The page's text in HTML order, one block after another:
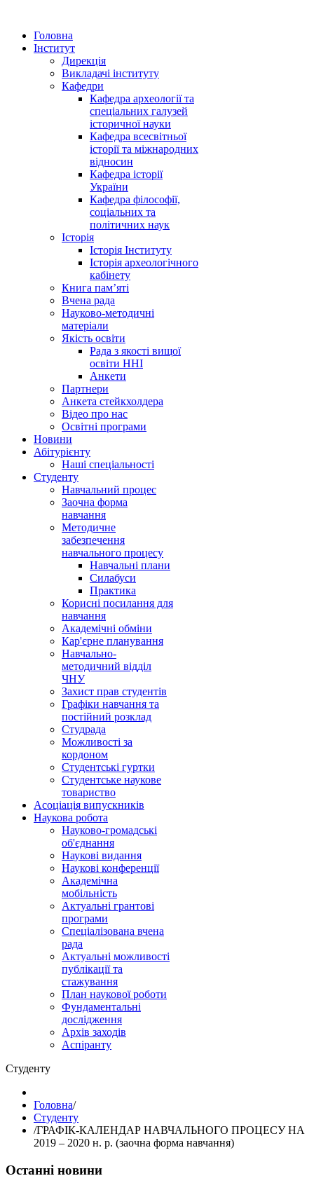
Головна
Інститут
Дирекція
Викладачі інституту
Кафедри
Кафедра археології та
спеціальних галузей
історичної науки
Кафедра всесвітньої
історії та міжнародних
відносин
Кафедра історії
України
Кафедра філософії,
соціальних та
політичних наук
Історія
Історія Інституту
Історія археологічного
кабінету
Книга памʼяті
Вчена рада
Науково-методичні
матеріали
Якість освіти
Рада з якості вищої
освіти ННІ
Анкети
Партнери
Анкета стейкхолдера
Відео про нас
Освітні програми
Hовини
Абітурієнту
Наші спеціальності
Студенту
Навчальний процес
Заочна форма
навчання
Методичне
забезпечення
навчального процесу
Навчальні плани
Силабуси
Практика
Корисні посилання для
навчання
Академічні обміни
Кар'єрне планування
Навчально-
методичний відділ
ЧНУ
Захист прав студентів
Графіки навчання та
постійний розклад
Студрада
Можливості за
кордоном
Студентські гуртки
Студентське наукове
товариство
Асоціація випускників
Наукова робота
Науково-громадські
об'єднання
Наукові видання
Наукові конференції
Академічна
мобільність
Актуальні грантові
програми
Спеціалізована вчена
рада
Актуальні можливості
публікації та
стажування
План наукової роботи
Фундаментальні
дослідження
Архів заходів
Аспіранту
Студенту
Головна/
Студенту
/ГРАФІК-КАЛЕНДАР НАВЧАЛЬНОГО ПРОЦЕСУ НА
2019 – 2020 н. р. (заочна форма навчання)
Останні новини